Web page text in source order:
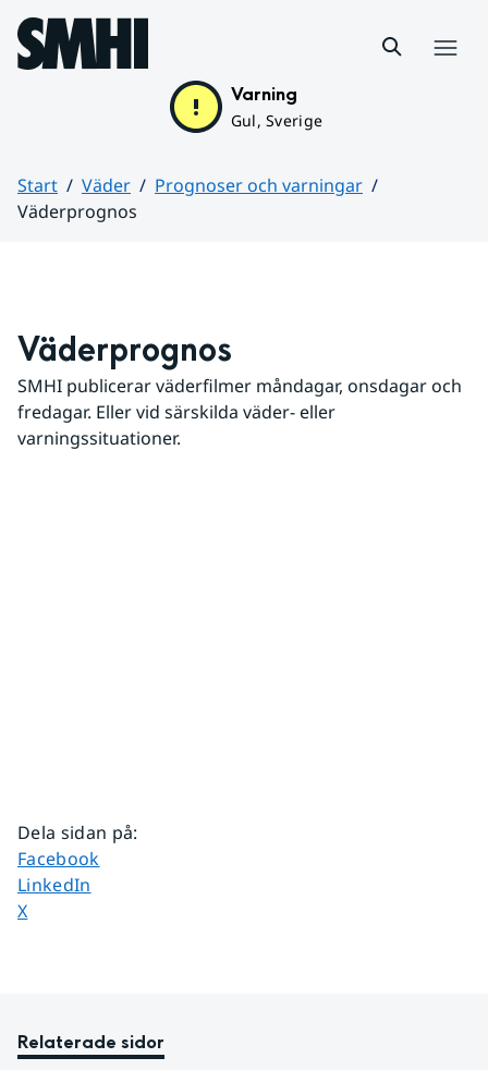
Hoppa till sidans innehåll
Varning
Gul, Sverige
Start Väder
Prognoser och varningar
Väderprognos
Väderprognos
SMHI publicerar väderfilmer måndagar, onsdagar och
fredagar. Eller vid särskilda väder- eller
varningssituationer.
Dela sidan på:
Dela sidan på
Facebook
Dela sidan på
LinkedIn
Dela sidan på
X
Relaterade sidor